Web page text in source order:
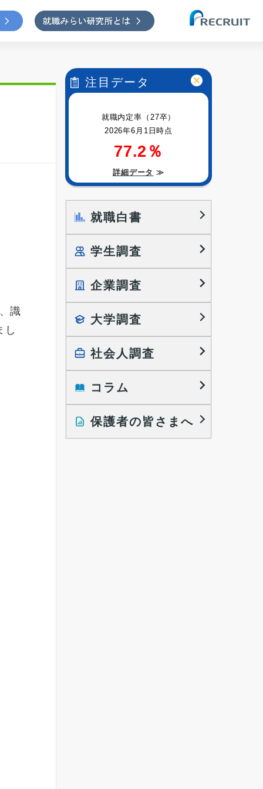
識
し
注目データ
就職内定率（27卒）
2026年6月1日時点
77.2％
詳細データ ≫
就職白書
学生調査
就職プロセス調査
働きたい組織の特徴
大学生の地域間移動レポート
就職活動に関するレポート
企業調査
採用に関する調査
大学調査
社会人調査
就職活動と入社後の就業
コラム
インタビュー記事
保護者の皆さまへ